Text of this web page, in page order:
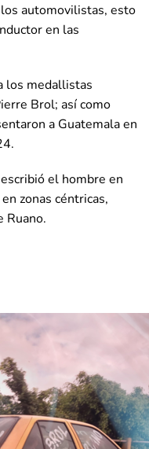
automovilistas, esto
en las
los medallistas
Brol; así como
a Guatemala en
el hombre en
zonas céntricas,
Ruano.